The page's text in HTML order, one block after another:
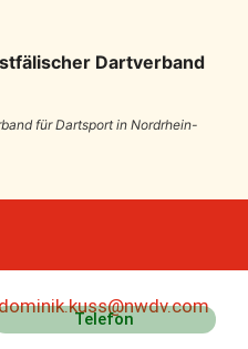
Dartverband
für Dartsport in Nordrhein-
Telefon